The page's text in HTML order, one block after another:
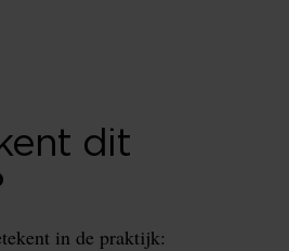
dit
in de praktijk: